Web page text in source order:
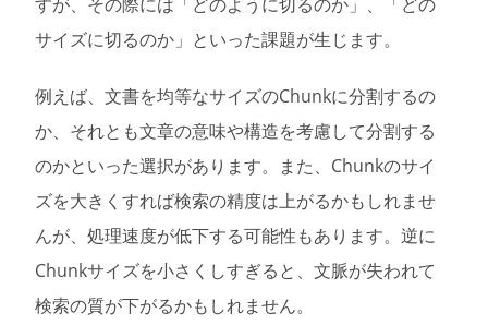
サイズに切るのか」といった課題が生じます。
例えば、文書を均等なサイズのChunkに分割するの
か、それとも文章の意味や構造を考慮して分割する
のかといった選択があります。また、Chunkのサイ
ズを大きくすれば検索の精度は上がるかもしれませ
んが、処理速度が低下する可能性もあります。逆に
Chunkサイズを小さくしすぎると、文脈が失われて
検索の質が下がるかもしれません。